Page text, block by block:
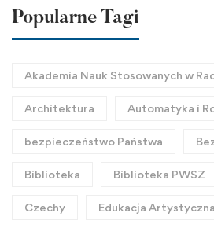
Popularne Tagi
Akademia Nauk Stosowanych w
Architektura Automatyka i
bezpieczeństwo Państwa
Biblioteka Biblioteka PWSZ
Czechy Edukacja Artystyczna